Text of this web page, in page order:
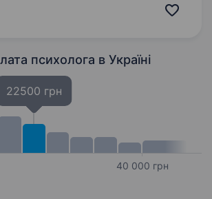
фонду України
місті Миколаїв (Львівська обл.)
психолога в Україні
22500 грн
40 000 грн